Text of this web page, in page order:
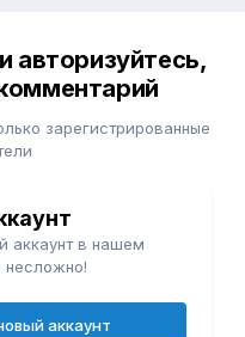
авторизуйтесь,
зарегистрированные
аккаунт в нашем
несложно!
аккаунт